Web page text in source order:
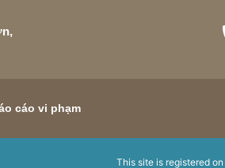
cáo vi phạm
This site is registered on